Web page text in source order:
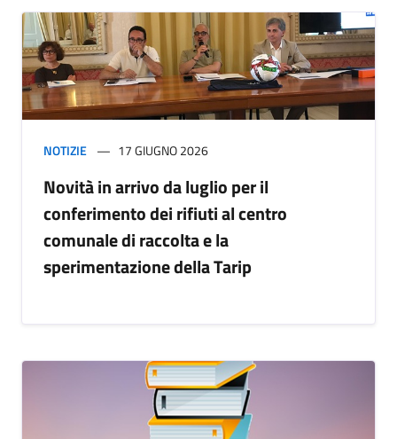
NOTIZIE 17 GIUGNO 2026
Novità in arrivo da luglio per il
conferimento dei rifiuti al centro
comunale di raccolta e la
sperimentazione della Tarip